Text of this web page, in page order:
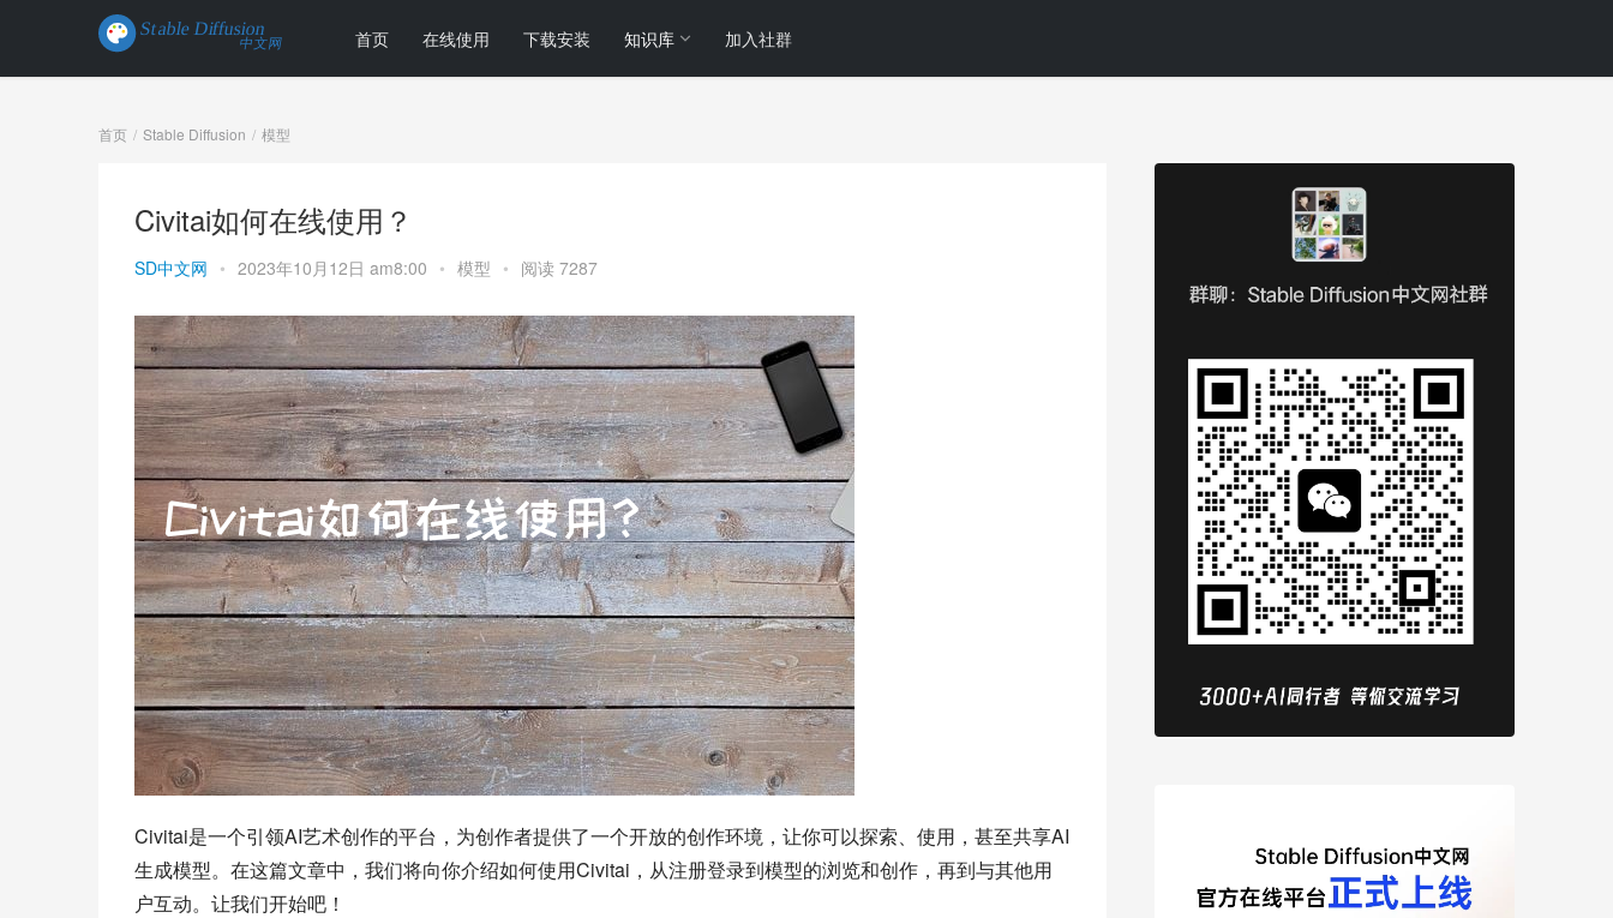
首页 在线使用 下载安装 知识库 加入社群
首页 Stable Diffusion 模型
Civitai如何在线使用？
SD中文网 • 2023年10月12日 am8:00 • 模型 • 阅读 7287
Civitai是一个引领AI艺术创作的平台，为创作者提供了一个开放的创作环境，让你可以探索、使用，甚至共享AI
生成模型。在这篇文章中，我们将向你介绍如何使用Civitai，从注册登录到模型的浏览和创作，再到与其他用
户互动。让我们开始吧！